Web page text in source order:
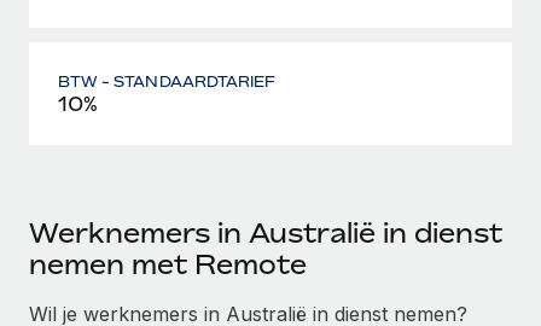
BTW - STANDAARDTARIEF
10%
Werknemers in Australië in dienst
nemen met Remote
Wil je werknemers in Australië in dienst nemen?